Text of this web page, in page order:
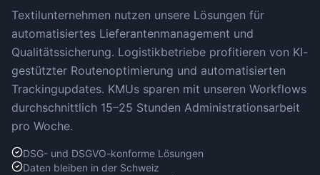
Textilunternehmen nutzen unsere Lösungen für
automatisiertes Lieferantenmanagement und
Qualitätssicherung. Logistikbetriebe profitieren von KI-
gestützter Routenoptimierung und automatisierten
Trackingupdates. KMUs sparen mit unseren Workflows
durchschnittlich 15–25 Stunden Administrationsarbeit
pro Woche.
DSG- und DSGVO-konforme Lösungen
Daten bleiben in der Schweiz